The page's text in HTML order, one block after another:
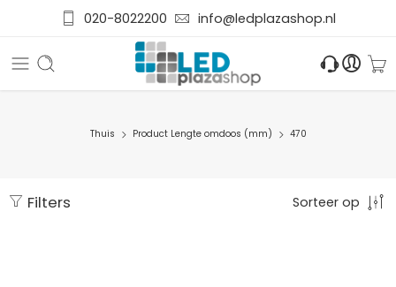
020-8022200 info@ledplazashop.nl
Thuis Product Lengte omdoos (mm) 470
Filters Sorteer op